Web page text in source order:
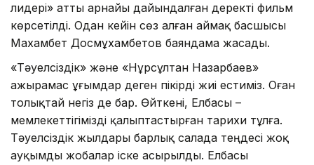
лидері» атты арнайы дайындалған деректі фильм
көрсетілді. Одан кейін сөз алған аймақ басшысы
Махамбет Досмұхамбетов баяндама жасады.
«Тəуелсіздік» жəне «Нұрсұлтан Назарбаев»
ажырамас ұғымдар деген пікірді жиі естиміз. Оған
толықтай негіз де бар. Өйткені, Елбасы –
мемлекеттігімізді қалыптастырған тарихи тұлға.
Тəуелсіздік жылдары барлық салада теңдесі жоқ
ауқымды жобалар іске асырылды. Елбасы